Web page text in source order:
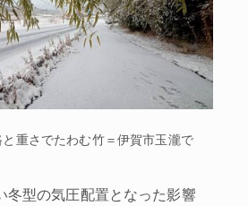
重さでたわむ竹＝伊賀市玉瀧で
型の気圧配置となった影響